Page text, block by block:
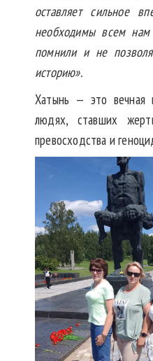
оставляет сильное
необходимы всем
помнили и не
историю».
Хатынь — это вечная
людях, ставших
превосходства и